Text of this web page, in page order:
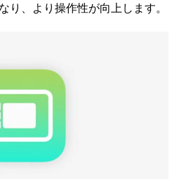
り、より操作性が向上します。